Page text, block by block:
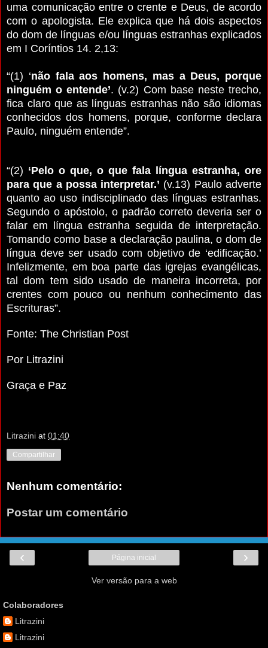
uma comunicação entre o crente e Deus, de acordo
com o apologista. Ele explica que há dois aspectos
do dom de línguas e/ou línguas estranhas explicados
em I Coríntios 14. 2,13:
“(1) ‘não fala aos homens, mas a Deus, porque
ninguém o entende’. (v.2) Com base neste trecho,
fica claro que as línguas estranhas não são idiomas
conhecidos dos homens, porque, conforme declara
Paulo, ninguém entende”.
“(2) ‘Pelo o que, o que fala língua estranha, ore
para que a possa interpretar.’ (v.13) Paulo adverte
quanto ao uso indisciplinado das línguas estranhas.
Segundo o apóstolo, o padrão correto deveria ser o
falar em língua estranha seguida de interpretação.
Tomando como base a declaração paulina, o dom de
língua deve ser usado com objetivo de ‘edificação.’
Infelizmente, em boa parte das igrejas evangélicas,
tal dom tem sido usado de maneira incorreta, por
crentes com pouco ou nenhum conhecimento das
Escrituras”.
Fonte: The Christian Post
Por Litrazini
Graça e Paz
Litrazini at 01:40
Compartilhar
Nenhum comentário:
Postar um comentário
‹ ›
Página inicial
Ver versão para a web
Colaboradores
Litrazini
Litrazini